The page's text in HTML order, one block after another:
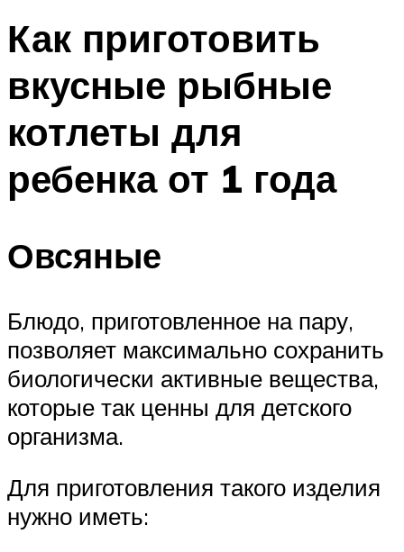
Как приготовить
вкусные рыбные
котлеты для
ребенка от 1 года
Овсяные
Блюдо, приготовленное на пару,
позволяет максимально сохранить
биологически активные вещества,
которые так ценны для детского
организма.
Для приготовления такого изделия
нужно иметь: